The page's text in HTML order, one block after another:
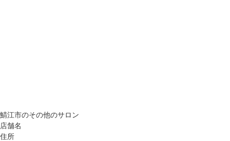
鯖江市のその他のサロン
店舗名
住所